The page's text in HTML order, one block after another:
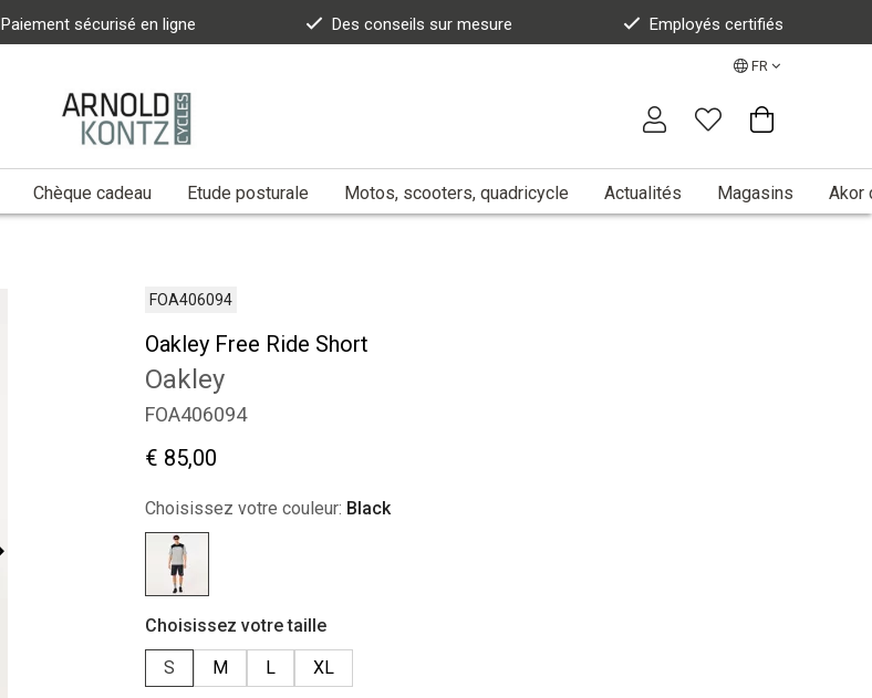
Paiement sécurisé en ligne Des conseils sur mesure Employés certifiés
FR
Chèque cadeau Etude posturale Motos, scooters, quadricycle Actualités Magasins Akor
FOA406094
Oakley Free Ride Short
Oakley
FOA406094
€ 85,00
Choisissez votre couleur: Black
Choisissez votre taille
S
M L XL